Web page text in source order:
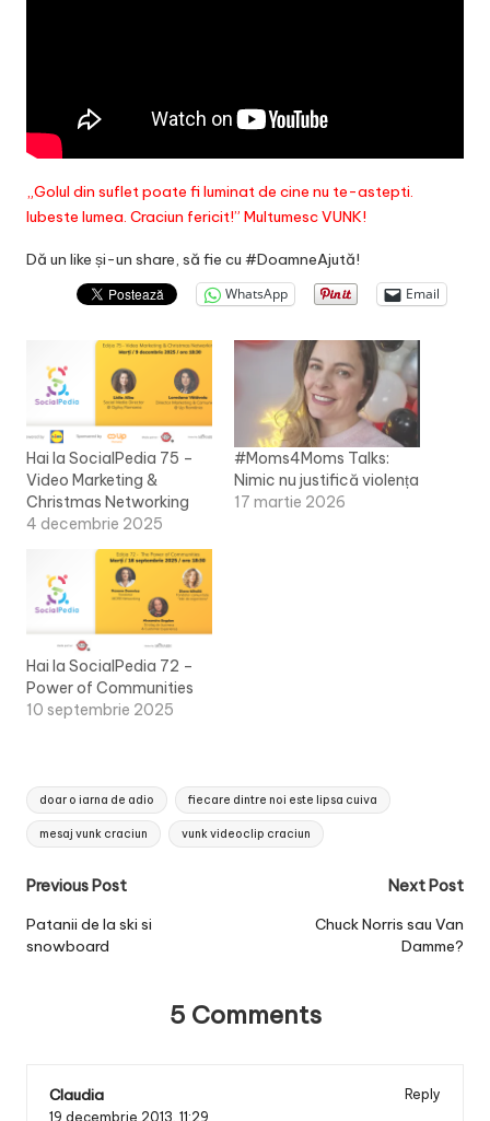
„Golul din suflet poate fi luminat de cine nu te-astepti.
Iubeste lumea. Craciun fericit!” Multumesc VUNK!
Dă un like și-un share, să fie cu #DoamneAjută!
WhatsApp Email
Hai la SocialPedia 75 –
Video Marketing &
Christmas Networking
4 decembrie 2025
#Moms4Moms Talks:
Nimic nu justifică violența
17 martie 2026
Hai la SocialPedia 72 –
Power of Communities
10 septembrie 2025
Tags:
doar o iarna de adio fiecare dintre noi este lipsa cuiva
mesaj vunk craciun vunk videoclip craciun
Post
navigation
Previous Post
Patanii de la ski si
snowboard
Next Post
Chuck Norris sau Van
Damme?
5 Comments
Claudia
Reply
19 decembrie 2013, 11:29